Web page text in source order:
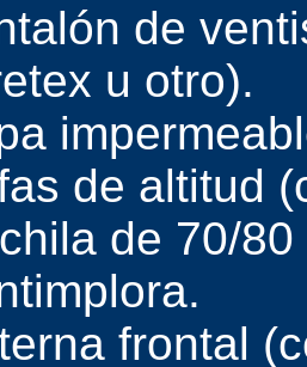
de
u otro).
de altitud
de 70/80
frontal